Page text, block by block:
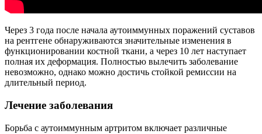
Через 3 года после начала аутоиммунных поражений суставов
на рентгене обнаруживаются значительные изменения в
функционировании костной ткани, а через 10 лет наступает
полная их деформация. Полностью вылечить заболевание
невозможно, однако можно достичь стойкой ремиссии на
длительный период.
Лечение заболевания
Борьба с аутоиммунным артритом включает различные